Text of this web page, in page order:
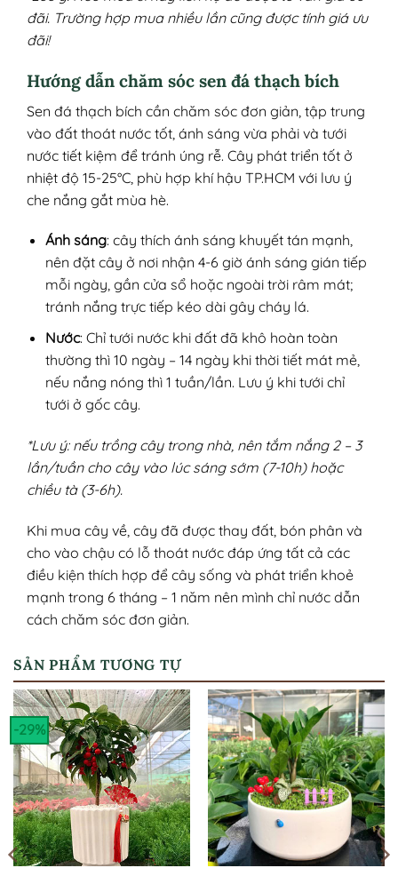
đãi. Trường hợp mua nhiều lần cũng được tính giá ưu
đãi!
Hướng dẫn chăm sóc sen đá thạch bích
Sen đá thạch bích cần chăm sóc đơn giản, tập trung
vào đất thoát nước tốt, ánh sáng vừa phải và tưới
nước tiết kiệm để tránh úng rễ. Cây phát triển tốt ở
nhiệt độ 15-25°C, phù hợp khí hậu TP.HCM với lưu ý
che nắng gắt mùa hè.
Ánh sáng: cây thích ánh sáng khuyết tán mạnh,
nên đặt cây ở nơi nhận 4-6 giờ ánh sáng gián tiếp
mỗi ngày, gần cửa sổ hoặc ngoài trời râm mát;
tránh nắng trực tiếp kéo dài gây cháy lá.
Nước: Chỉ tưới nước khi đất đã khô hoàn toàn
thường thì 10 ngày – 14 ngày khi thời tiết mát mẻ,
nếu nắng nóng thì 1 tuần/lần. Lưu ý khi tưới chỉ
tưới ở gốc cây.
*Lưu ý: nếu trồng cây trong nhà, nên tắm nắng 2 – 3
lần/tuần cho cây vào lúc sáng sớm (7-10h) hoặc
chiều tà (3-6h).
Khi mua cây về, cây đã được thay đất, bón phân và
cho vào chậu có lỗ thoát nước đáp ứng tất cả các
điều kiện thích hợp để cây sống và phát triển khoẻ
mạnh trong 6 tháng – 1 năm nên mình chỉ nước dẫn
cách chăm sóc đơn giản.
SẢN PHẨM TƯƠNG TỰ
-29%